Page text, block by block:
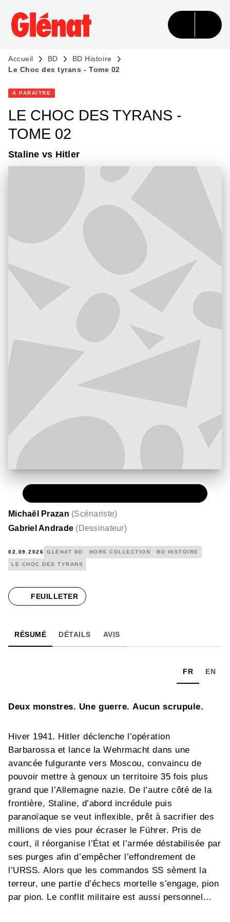
MENU RECHERCHE CONTENU
PIED DE PAGE
Accueil BD
BD Histoire
Le Choc des tyrans - Tome 02
À PARAÎTRE
LE CHOC DES TYRANS -
TOME 02
Staline vs Hitler
Michaël Prazan (Scénariste)
Gabriel Andrade (Dessinateur)
02.09.2026 GLÉNAT BD HORS COLLECTION BD HISTOIRE
LE CHOC DES TYRANS
FEUILLETER
RÉSUMÉ DÉTAILS AVIS
FR EN
Deux monstres. Une guerre. Aucun scrupule.
Hiver 1941. Hitler déclenche l’opération
Barbarossa et lance la Wehrmacht dans une
avancée fulgurante vers Moscou, convaincu de
pouvoir mettre à genoux un territoire 35 fois plus
grand que l’Allemagne nazie. De l’autre côté de la
frontière, Staline, d’abord incrédule puis
paranoïaque se veut inflexible, prêt à sacrifier des
millions de vies pour écraser le Führer. Pris de
court, il réorganise l’État et l’armée déstabilisée par
ses purges afin d’empêcher l’effondrement de
l’URSS. Alors que les commandos SS sèment la
terreur, une partie d’échecs mortelle s’engage, pion
par pion. Le conflit militaire est aussi personnel…